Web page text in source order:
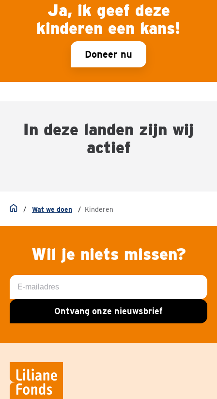
Ja, ik geef deze
kinderen een kans!
Doneer nu
In deze landen zijn wij
actief
Home
Wat we doen Kinderen
Wil je niets missen?
E-
mailadres
Ontvang onze nieuwsbrief